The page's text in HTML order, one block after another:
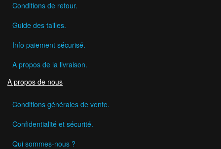
Conditions de retour.
Guide des tailles.
Info paiement sécurisé.
A propos de la livraison.
A propos de nous
Conditions générales de vente.
Confidentialité et sécurité.
Qui sommes-nous ?